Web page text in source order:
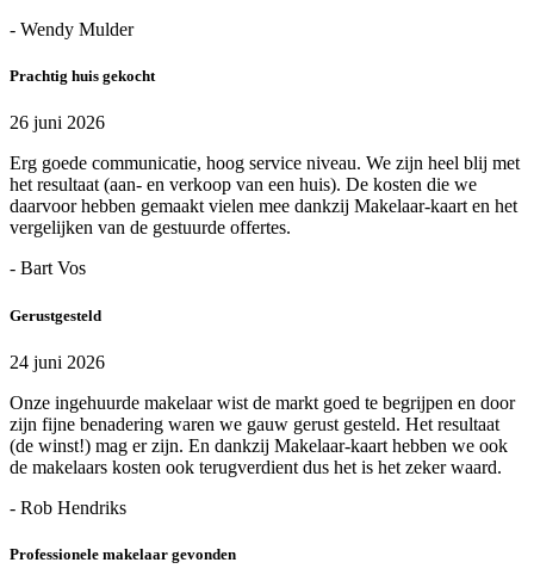
- Wendy Mulder
Prachtig huis gekocht
26 juni 2026
Erg goede communicatie, hoog service niveau. We zijn heel blij met
het resultaat (aan- en verkoop van een huis). De kosten die we
daarvoor hebben gemaakt vielen mee dankzij Makelaar-kaart en het
vergelijken van de gestuurde offertes.
- Bart Vos
Gerustgesteld
24 juni 2026
Onze ingehuurde makelaar wist de markt goed te begrijpen en door
zijn fijne benadering waren we gauw gerust gesteld. Het resultaat
(de winst!) mag er zijn. En dankzij Makelaar-kaart hebben we ook
de makelaars kosten ook terugverdient dus het is het zeker waard.
- Rob Hendriks
Professionele makelaar gevonden